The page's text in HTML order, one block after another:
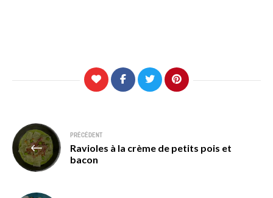
Navigation
de
l’article
PRÉCÉDENT
Ravioles à la crème de petits pois et
bacon